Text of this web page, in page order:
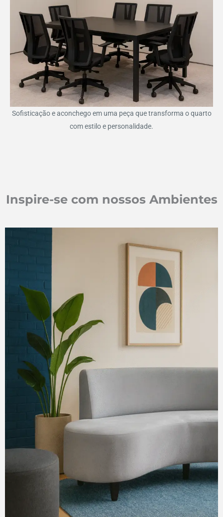
Sofisticação e aconchego em uma peça que transforma o quarto
com estilo e personalidade.
Inspire-se com nossos Ambientes